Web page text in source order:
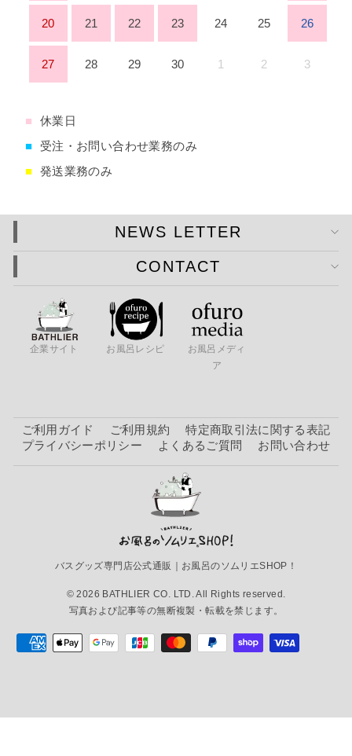
20 21 22 23 24 25 26
27 28 29 30 1 2 3
■
休業日
■
受注・お問い合わせ業務のみ
■ 発送業務のみ
NEWS LETTER
CONTACT
企業サイト お風呂レシピ
お風呂メディ
ア
ご利用ガイド ご利用規約
特定商取引法に関する表記
プライバシーポリシー
よくあるご質問 お問い合わせ
バスグッズ専門店公式通販｜お風呂のソムリエSHOP！
© 2026 BATHLIER CO. LTD. All Rights reserved.
写真および記事等の無断複製・転載を禁じます。